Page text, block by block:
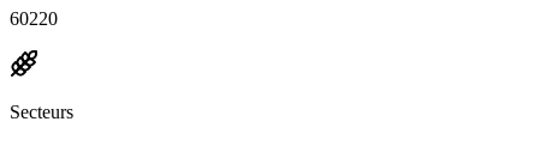
60220
Secteurs